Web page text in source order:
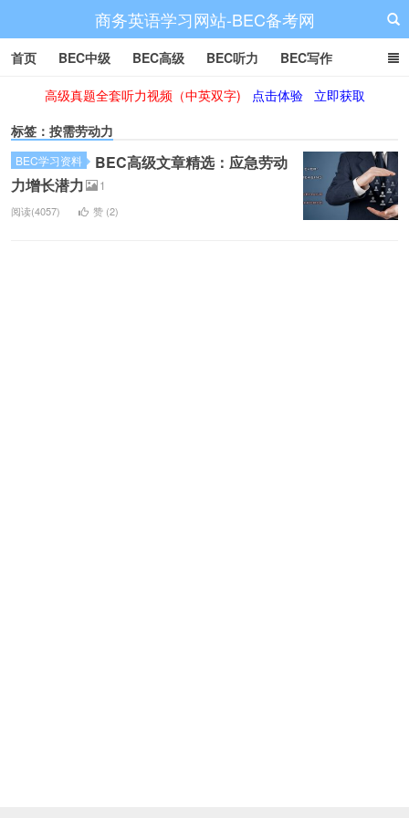
商务英语学习网站-BEC备考网
首页 BEC中级 BEC高级 BEC听力 BEC写作
BEC阅读 BEC词汇 BEC视频 BEC真题 BEC备考
高级真题全套听力视频（中英双字) 点击体验
立即获取
标签：按需劳动力
BEC学习资料
BEC高级文章精选：应急劳动
力增长潜力
1
阅读(4057) 赞 (2)